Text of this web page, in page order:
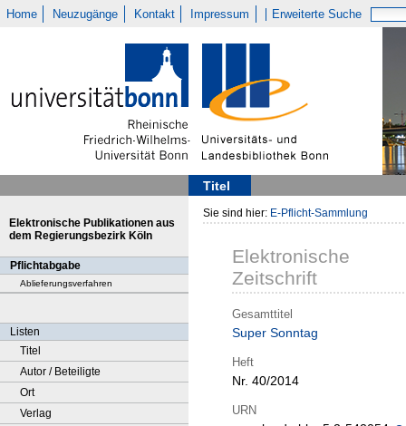
Home Neuzugänge Kontakt Impressum Erweiterte Suche
Titel
Elektronische Publikationen aus
dem Regierungsbezirk Köln
Pflichtabgabe
Ablieferungsverfahren
Listen
Titel
Autor / Beteiligte
Ort
Verlag
Sie sind hier: E-Pflicht-Sammlung
Elektronische
Zeitschrift
Gesamttitel
Super Sonntag
Heft
Nr. 40/2014
URN